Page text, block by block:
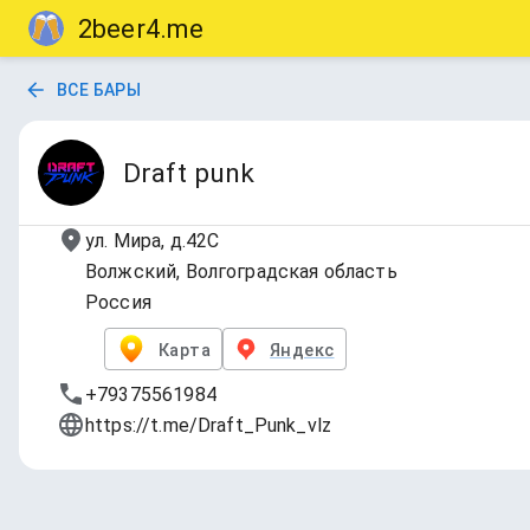
2beer4.me
ВСЕ БАРЫ
Draft punk
ул. Мира, д.42С
Волжский, Волгоградская область
Россия
Карта Яндекс
+79375561984
https://t.me/Draft_Punk_vlz